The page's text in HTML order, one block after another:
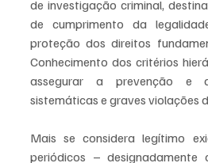
de investigação criminal,
de cumprimento da
proteção dos direitos
Conhecimento dos critérios
assegurar a prevenção e
sistemáticas e graves violações
Mais se considera legítimo
periódicos – designadamente